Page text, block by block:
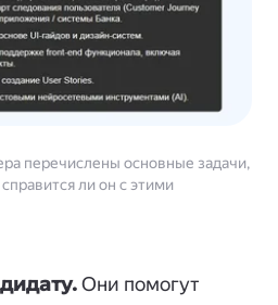
перечислены основные задачи,
ли он с этими
Они помогут